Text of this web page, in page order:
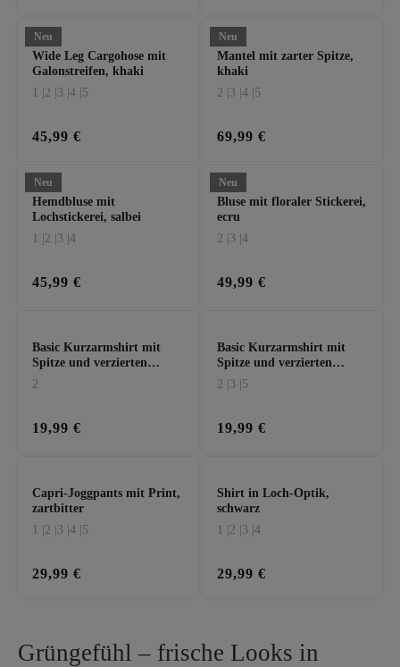
Neu
Wide Leg Cargohose mit
Galonstreifen, khaki
1 | 2 | 3 | 4 | 5
45,99 €
Neu
Mantel mit zarter Spitze,
khaki
2 | 3 | 4 | 5
69,99 €
Neu
Hemdbluse mit
Lochstickerei, salbei
1 | 2 | 3 | 4
45,99 €
Neu
Bluse mit floraler Stickerei,
ecru
2 | 3 | 4
49,99 €
Basic Kurzarmshirt mit
Spitze und verzierten
Rückenausschnitt, offwhite
2
19,99 €
Basic Kurzarmshirt mit
Spitze und verzierten
Rückenausschnitt,
zartbitter
2 | 3 | 5
19,99 €
Capri-Joggpants mit Print,
zartbitter
1 | 2 | 3 | 4 | 5
29,99 €
Shirt in Loch-Optik,
schwarz
1 | 2 | 3 | 4
29,99 €
Grüngefühl – frische Looks in